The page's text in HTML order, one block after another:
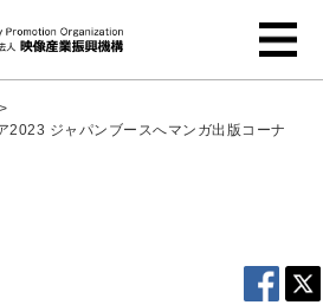
>
2023 ジャパンブースへマンガ出版コーナ